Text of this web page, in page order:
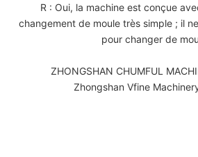
R : Oui, la machine est conçue
changement de moule très simple ; il
pour changer de
ZHONGSHAN CHUMFUL
Zhongshan Vfine